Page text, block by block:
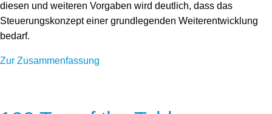
diesen und weiteren Vorgaben wird deutlich, dass das
Steuerungskonzept einer grundlegenden Weiterentwicklung
bedarf.
Zur Zusammenfassung